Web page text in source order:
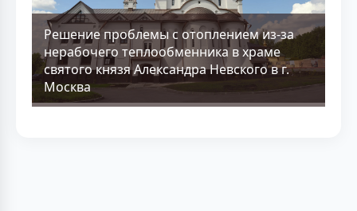
Решение проблемы с отоплением из-за
нерабочего теплообменника в храме
святого князя Александра Невского в г.
Москва